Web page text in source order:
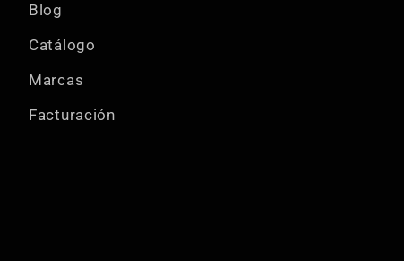
Blog
Catálogo
Marcas
Facturación